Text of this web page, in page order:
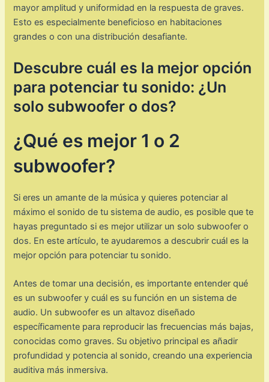
mayor amplitud y uniformidad en la respuesta de graves.
Esto es especialmente beneficioso en habitaciones
grandes o con una distribución desafiante.
Descubre cuál es la mejor opción
para potenciar tu sonido: ¿Un
solo subwoofer o dos?
¿Qué es mejor 1 o 2
subwoofer?
Si eres un amante de la música y quieres potenciar al
máximo el sonido de tu sistema de audio, es posible que te
hayas preguntado si es mejor utilizar un solo subwoofer o
dos. En este artículo, te ayudaremos a descubrir cuál es la
mejor opción para potenciar tu sonido.
Antes de tomar una decisión, es importante entender qué
es un subwoofer y cuál es su función en un sistema de
audio. Un subwoofer es un altavoz diseñado
específicamente para reproducir las frecuencias más bajas,
conocidas como graves. Su objetivo principal es añadir
profundidad y potencia al sonido, creando una experiencia
auditiva más inmersiva.